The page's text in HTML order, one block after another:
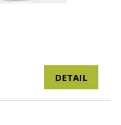
DETAIL